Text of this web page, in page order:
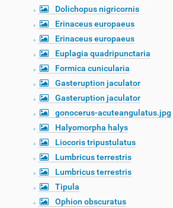
Dolichopus nigricornis
Erinaceus europaeus
Erinaceus europaeus
Euplagia quadripunctaria
Formica cunicularia
Gasteruption jaculator
Gasteruption jaculator
gonocerus-acuteangulatus.jpg
Halyomorpha halys
Liocoris tripustulatus
Lumbricus terrestris
Lumbricus terrestris
Tipula
Ophion obscuratus